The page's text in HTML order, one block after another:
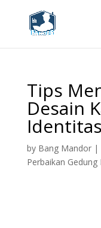
Tips
Desain
by Bang Mandor|
Perbaikan Gedung